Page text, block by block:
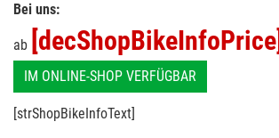
Bei uns:
ab [decShopBikeInfoPrice]
IM ONLINE-SHOP VERFÜGBAR
[strShopBikeInfoText]